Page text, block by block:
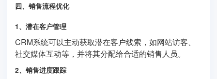
四、销售流程优化
1、潜在客户管理
CRM系统可以主动获取潜在客户线索，如网站访客、
社交媒体互动等，并将其分配给合适的销售人员。
2、销售进度跟踪